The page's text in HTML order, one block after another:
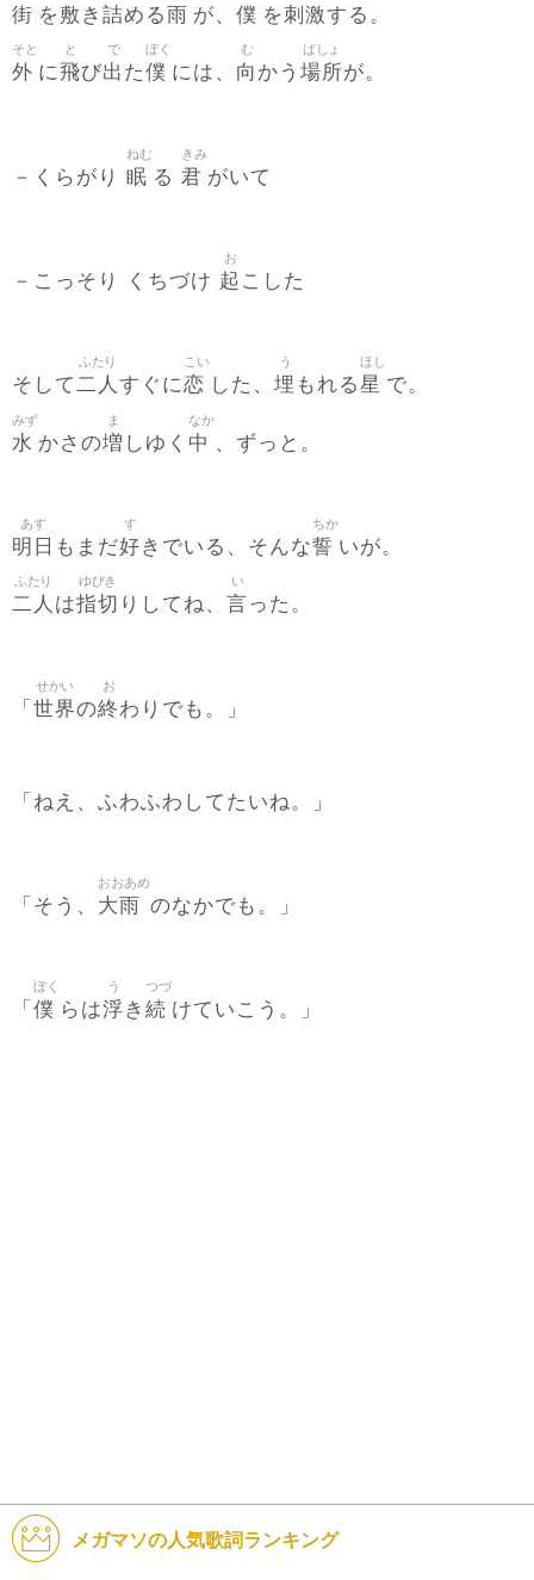
街 を敷 き 詰める雨 が、 僕 を刺激する。
外
そと
に飛
と
び出
で
た僕
ぼく
には、 向
む
かう 場所
ばしょ
が。
－くらがり 眠
ねむ
る 君
きみ
がいて
－こっそり くちづけ 起
お
こした
そして二人
ふたり
すぐに恋
こい
した、 埋
う
もれる星
ほし
で。
水
みず
かさの増
ま
しゆく 中
なか
、ずっと。
明日
あす
もまだ好
す
きでいる、そんな誓
ちか
いが。
二人
ふたり
は指切
ゆびき
りしてね、 言
い
った。
「 世界
せかい
の終
お
わりでも。」
「ねえ、ふわふわしてたいね。」
「そう、 大雨
おおあめ
のなかでも。」
「 僕
ぼく
らは浮
う
き 続
つづ
けていこう。」
メガマソの人気歌詞ランキング